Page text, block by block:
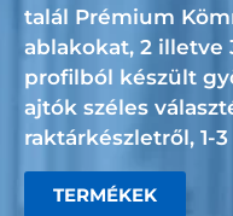
talál Prémium
ablakokat, 2 illetve
profilból készült
ajtók széles
raktárkészletről, 1-
TERMÉKEK